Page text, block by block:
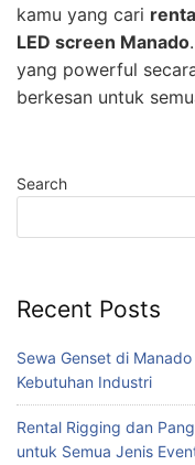
kamu yang cari
LED screen Manado
yang powerful
berkesan untuk
Search
Recent Posts
Sewa Genset di
Kebutuhan Industri
Rental Rigging dan
untuk Semua Jenis